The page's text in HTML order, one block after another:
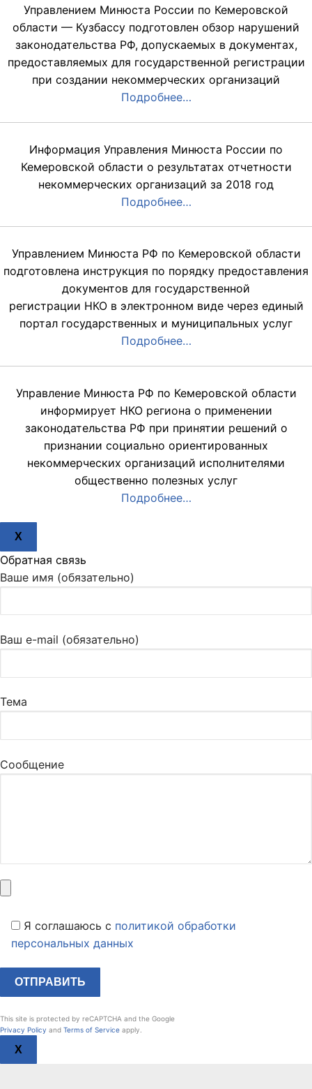
Управлением Минюста России по Кемеровской
области — Кузбассу подготовлен обзор нарушений
законодательства РФ, допускаемых в документах,
предоставляемых для государственной регистрации
при создании некоммерческих организаций
Подробнее…
Информация Управления Минюста России по
Кемеровской области о результатах отчетности
некоммерческих организаций за 2018 год
Подробнее…
Управлением Минюста РФ по Кемеровской области
подготовлена инструкция по порядку предоставления
документов для государственной
регистрации НКО в электронном виде через единый
портал государственных и муниципальных услуг
Подробнее…
Управление Минюста РФ по Кемеровской области
информирует НКО региона о применении
законодательства РФ при принятии решений о
признании социально ориентированных
некоммерческих организаций исполнителями
общественно полезных услуг
Подробнее…
X
Обратная связь
Ваше имя (обязательно)
Ваш e-mail (обязательно)
Тема
Сообщение
Я соглашаюсь c политикой обработки
персональных данных
This site is protected by reCAPTCHA and the Google
Privacy Policy and Terms of Service apply.
X